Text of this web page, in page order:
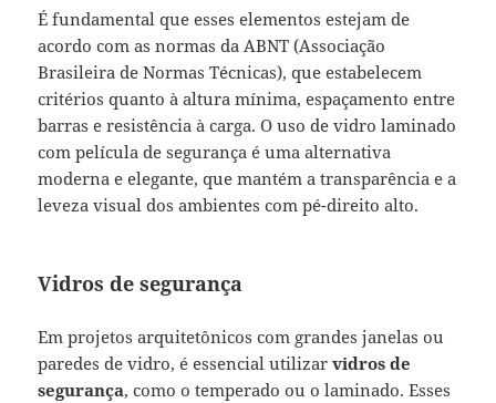
É fundamental que esses elementos estejam de
acordo com as normas da ABNT (Associação
Brasileira de Normas Técnicas), que estabelecem
critérios quanto à altura mínima, espaçamento entre
barras e resistência à carga. O uso de vidro laminado
com película de segurança é uma alternativa
moderna e elegante, que mantém a transparência e a
leveza visual dos ambientes com pé-direito alto.
Vidros de segurança
Em projetos arquitetônicos com grandes janelas ou
paredes de vidro, é essencial utilizarvidros de
segurança, como o temperado ou o laminado. Esses